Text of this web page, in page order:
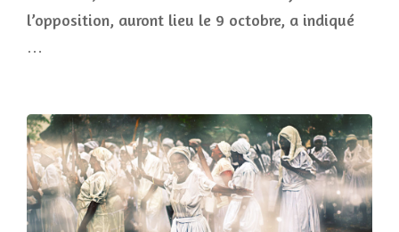
l’opposition, auront lieu le 9 octobre, a indiqué
…